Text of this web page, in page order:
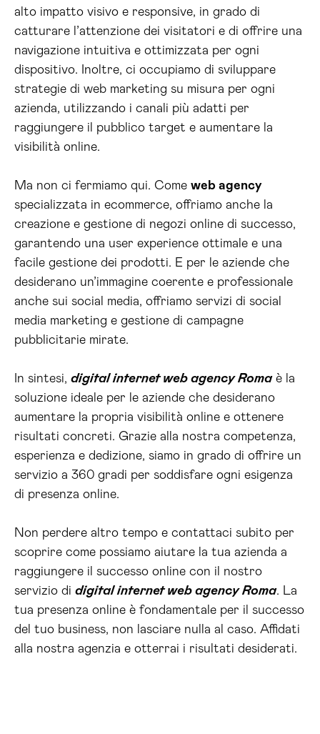
alto impatto visivo e responsive, in grado di
catturare l’attenzione dei visitatori e di offrire una
navigazione intuitiva e ottimizzata per ogni
dispositivo. Inoltre, ci occupiamo di sviluppare
strategie di web marketing su misura per ogni
azienda, utilizzando i canali più adatti per
raggiungere il pubblico target e aumentare la
visibilità online.
Ma non ci fermiamo qui. Come web agency
specializzata in ecommerce, offriamo anche la
creazione e gestione di negozi online di successo,
garantendo una user experience ottimale e una
facile gestione dei prodotti. E per le aziende che
desiderano un’immagine coerente e professionale
anche sui social media, offriamo servizi di social
media marketing e gestione di campagne
pubblicitarie mirate.
In sintesi, digital internet web agency Romaè la
soluzione ideale per le aziende che desiderano
aumentare la propria visibilità online e ottenere
risultati concreti. Grazie alla nostra competenza,
esperienza e dedizione, siamo in grado di offrire un
servizio a 360 gradi per soddisfare ogni esigenza
di presenza online.
Non perdere altro tempo e contattaci subito per
scoprire come possiamo aiutare la tua azienda a
raggiungere il successo online con il nostro
servizio di digital internet web agency Roma. La
tua presenza online è fondamentale per il successo
del tuo business, non lasciare nulla al caso. Affidati
alla nostra agenzia e otterrai i risultati desiderati.